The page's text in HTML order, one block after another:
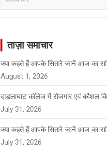
ताज़ा समाचार
क्या कहते हैं आपके सितारे जानें आज का
August 1, 2026
दाड़लाघाट कॉलेज में रोजगार एवं कौशल
July 31, 2026
क्या कहते हैं आपके सितारे जानें आज का
July 31, 2026